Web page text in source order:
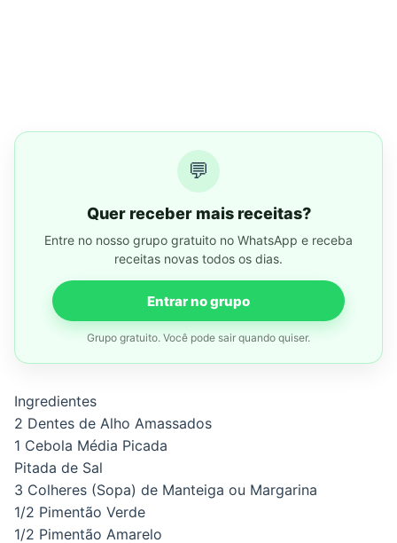
💬
Quer receber mais receitas?
Entre no nosso grupo gratuito no WhatsApp e receba
receitas novas todos os dias.
Entrar no grupo
Grupo gratuito. Você pode sair quando quiser.
Ingredientes
2 Dentes de Alho Amassados
1 Cebola Média Picada
Pitada de Sal
3 Colheres (Sopa) de Manteiga ou Margarina
1/2 Pimentão Verde
1/2 Pimentão Amarelo